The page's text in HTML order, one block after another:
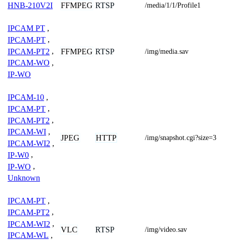
HNB-210V2I FFMPEG RTSP /media/1/1/Profile1
IPCAM PT ,
IPCAM-PT ,
IPCAM-PT2 ,
IPCAM-WO ,
IP-WO
FFMPEG RTSP /img/media.sav
IPCAM-10 ,
IPCAM-PT ,
IPCAM-PT2 ,
IPCAM-WI ,
IPCAM-WI2 ,
IP-W0 ,
IP-WO ,
Unknown
JPEG HTTP /img/snapshot.cgi?size=3
IPCAM-PT ,
IPCAM-PT2 ,
IPCAM-WI2 ,
IPCAM-WL ,
VLC RTSP /img/video.sav